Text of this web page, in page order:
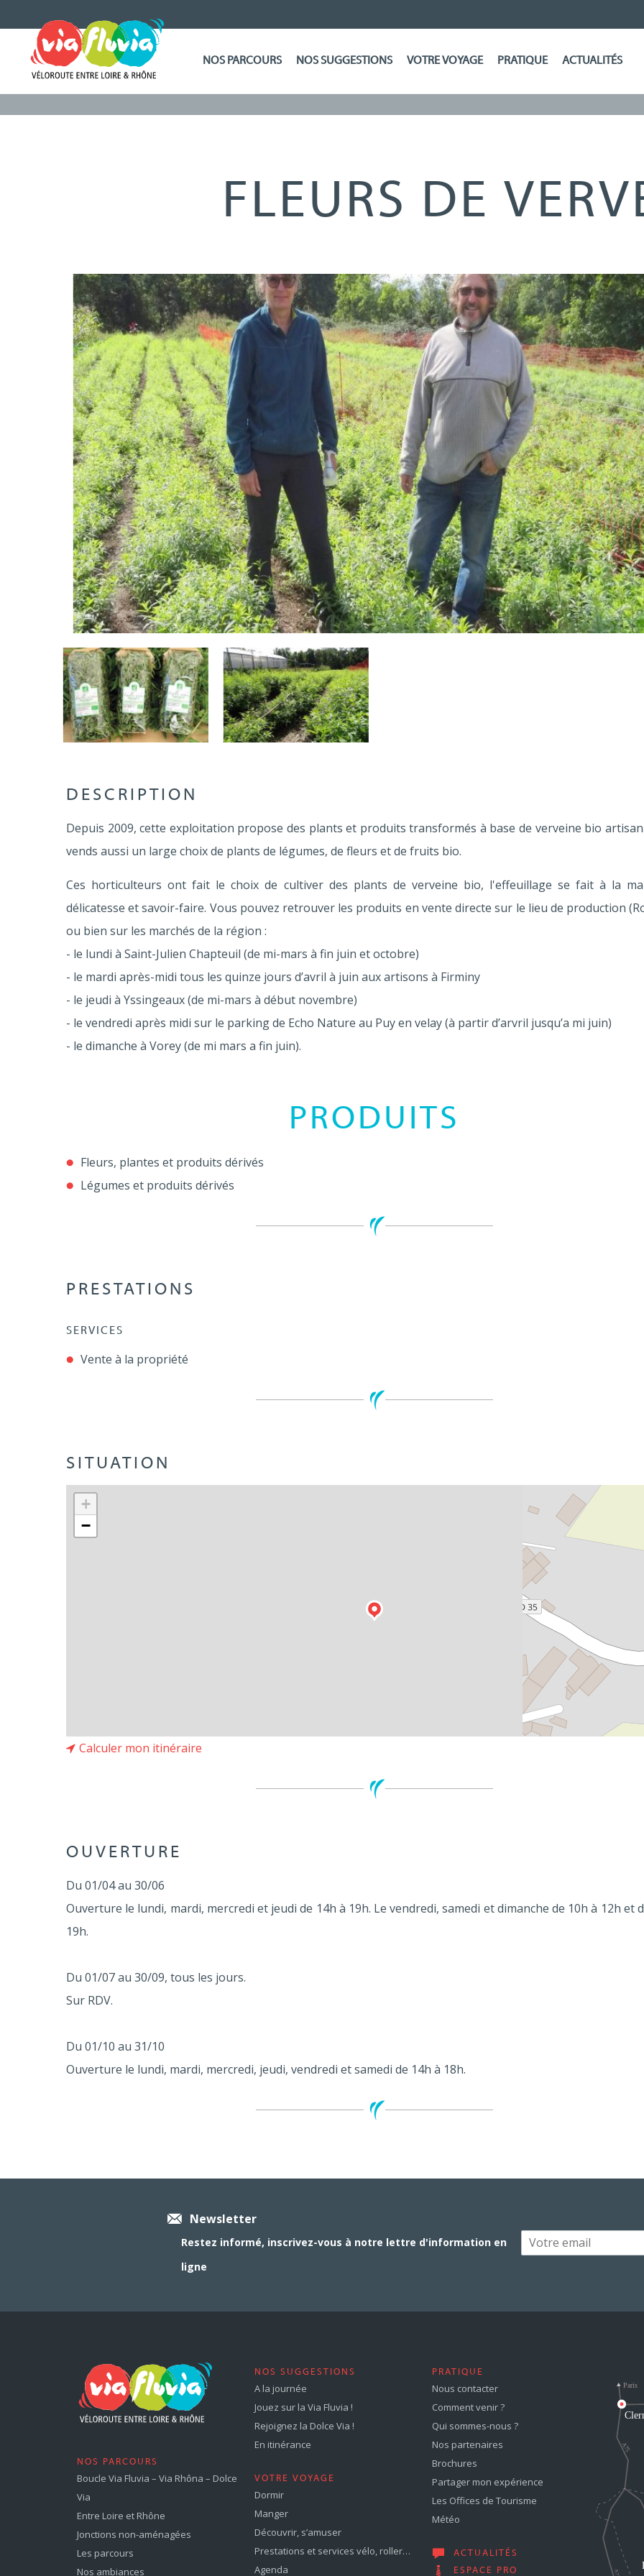
NOS PARCOURS NOS SUGGESTIONS VOTRE VOYAGE PRATIQUE ACTUALITÉS
FLEURS DE
DESCRIPTION
Depuis 2009, cette exploitation propose des plants et produits transformés à base de verveine bio
vends aussi un large choix de plants de légumes, de fleurs et de fruits bio.
Ces horticulteurs ont fait le choix de cultiver des plants de verveine bio, l'effeuillage se fait à la
délicatesse et savoir-faire. Vous pouvez retrouver les produits en vente directe sur le lieu de production
ou bien sur les marchés de la région :
- le lundi à Saint-Julien Chapteuil (de mi-mars à fin juin et octobre)
- le mardi après-midi tous les quinze jours d’avril à juin aux artisons à Firminy
- le jeudi à Yssingeaux (de mi-mars à début novembre)
- le vendredi après midi sur le parking de Echo Nature au Puy en velay (à partir d’arvril jusqu’a mi juin)
- le dimanche à Vorey (de mi mars a fin juin).
PRODUITS
Fleurs, plantes et produits dérivés
Légumes et produits dérivés
PRESTATIONS
SERVICES
Vente à la propriété
SITUATION
+
−
Calculer mon itinéraire
OUVERTURE
Du 01/04 au 30/06
Ouverture le lundi, mardi, mercredi et jeudi de 14h à 19h. Le vendredi, samedi et dimanche de 10h à 12h et
19h.
Du 01/07 au 30/09, tous les jours.
Sur RDV.
Du 01/10 au 31/10
Ouverture le lundi, mardi, mercredi, jeudi, vendredi et samedi de 14h à 18h.
Newsletter
Restez informé, inscrivez-vous à notre lettre d'information en
ligne
NOS PARCOURS
Boucle Via Fluvia – Via Rhôna – Dolce
Via
Entre Loire et Rhône
Jonctions non-aménagées
Les parcours
Nos ambiances
NOS SUGGESTIONS
A la journée
Jouez sur la Via Fluvia !
Rejoignez la Dolce Via !
En itinérance
VOTRE VOYAGE
Dormir
Manger
Découvrir, s’amuser
Prestations et services vélo, roller…
Agenda
PRATIQUE
Nous contacter
Comment venir ?
Qui sommes-nous ?
Nos partenaires
Brochures
Partager mon expérience
Les Offices de Tourisme
Météo
ACTUALITÉS
ESPACE PRO